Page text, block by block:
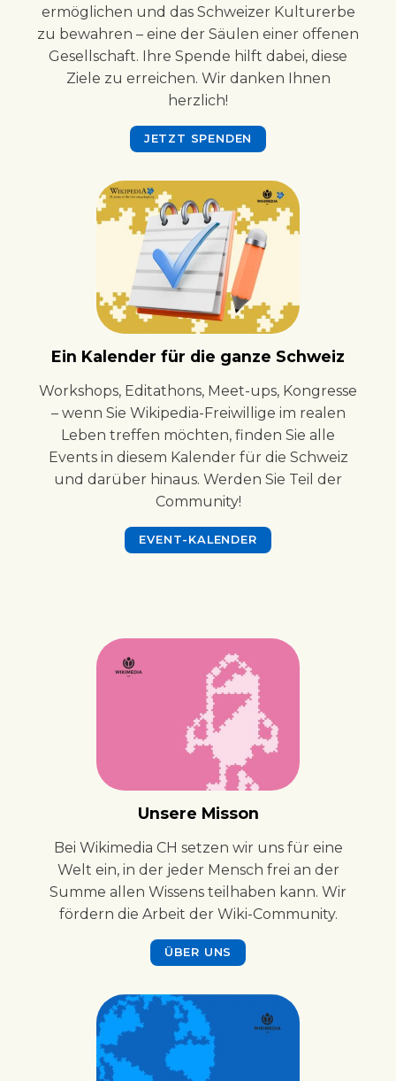
ermöglichen und das Schweizer Kulturerbe
zu bewahren – eine der Säulen einer offenen
Gesellschaft. Ihre Spende hilft dabei, diese
Ziele zu erreichen. Wir danken Ihnen
herzlich!
JETZT SPENDEN
Ein Kalender für die ganze Schweiz
Workshops, Editathons, Meet-ups, Kongresse
– wenn Sie Wikipedia-Freiwillige im realen
Leben treffen möchten, finden Sie alle
Events in diesem Kalender für die Schweiz
und darüber hinaus. Werden Sie Teil der
Community!
EVENT-KALENDER
Unsere Misson
Bei Wikimedia CH setzen wir uns für eine
Welt ein, in der jeder Mensch frei an der
Summe allen Wissens teilhaben kann. Wir
fördern die Arbeit der Wiki-Community.
ÜBER UNS